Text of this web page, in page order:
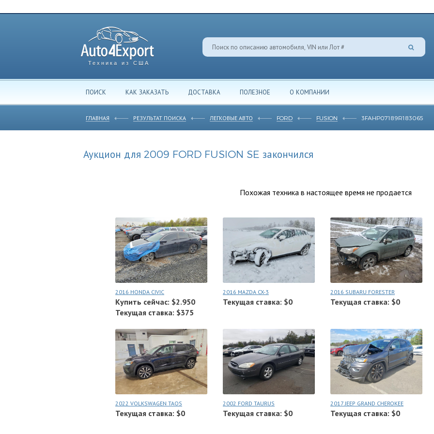
Техника из США
ПОИСК КАК ЗАКАЗАТЬ ДОСТАВКА ПОЛЕЗНОЕ О КОМПАНИИ
ГЛАВНАЯ РЕЗУЛЬТАТ ПОИСКА ЛЕГКОВЫЕ АВТО FORD FUSION 3FAHP07189R183065
Аукцион для 2009 FORD FUSION SE закончился
Похожая техника в настоящее время не продается
2016 HONDA CIVIC
Купить сейчас: $2.950
Текущая ставка: $375
2016 MAZDA CX-3
Текущая ставка: $0
2016 SUBARU FORESTER
Текущая ставка: $0
2022 VOLKSWAGEN TAOS
Текущая ставка: $0
2002 FORD TAURUS
Текущая ставка: $0
2017 JEEP GRAND CHEROKEE
Текущая ставка: $0